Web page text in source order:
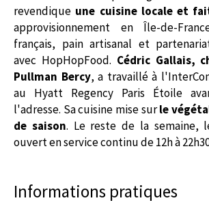
revendique une cuisine locale et
approvisionnement en Île-de-
français, pain artisanal et
avec HopHopFood. Cédric Gallais,
Pullman Bercy, a travaillé à
au Hyatt Regency Paris Étoile
l'adresse. Sa cuisine mise surle
de saison. Le reste de la semaine,
ouvert en service continu de 12h à
Informations pratiques